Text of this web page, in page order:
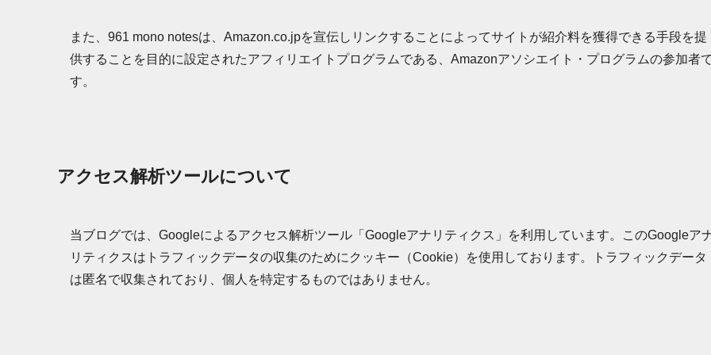
また、961 mono notesは、Amazon.co.jpを宣伝しリンクすることによってサイトが紹介料を獲得できる手段を提
供することを目的に設定されたアフィリエイトプログラムである、Amazonアソシエイト・プログラムの参加者
す。
アクセス解析ツールについて
当ブログでは、Googleによるアクセス解析ツール「Googleアナリティクス」を利用しています。このGoogleア
リティクスはトラフィックデータの収集のためにクッキー（Cookie）を使用しております。トラフィックデータ
は匿名で収集されており、個人を特定するものではありません。